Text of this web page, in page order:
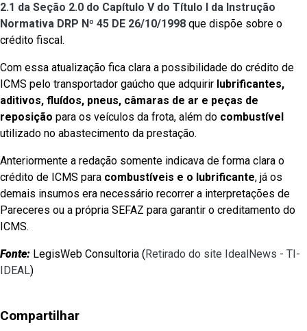
2.1 da Seção 2.0 do Capítulo V do Título I da Instrução
Normativa DRP Nº 45 DE 26/10/1998 que dispõe sobre o
crédito fiscal.
Com essa atualização fica clara a possibilidade do crédito de
ICMS pelo transportador gaúcho que adquirir lubrificantes,
aditivos, fluídos, pneus, câmaras de ar e peças de
reposição para os veículos da frota, além do combustível
utilizado no abastecimento da prestação.
Anteriormente a redação somente indicava de forma clara o
crédito de ICMS para combustíveis e o lubrificante, já os
demais insumos era necessário recorrer a interpretações de
Pareceres ou a própria SEFAZ para garantir o creditamento do
ICMS.
Fonte: LegisWeb Consultoria (Retirado do site IdealNews - TI-
IDEAL)
Compartilhar